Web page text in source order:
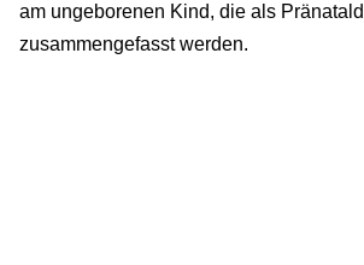
am ungeborenen Kind, die als
zusammengefasst werden.